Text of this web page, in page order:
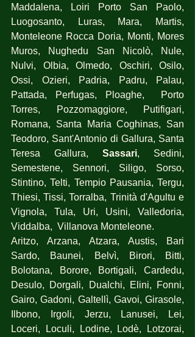
Maddalena, Loiri Porto San Paolo,
Luogosanto, Luras, Mara, Martis,
Monteleone Rocca Doria, Monti, Mores
Muros, Nughedu San Nicolò, Nule,
Nulvi, Olbia, Olmedo, Oschiri, Osilo,
Ossi, Ozieri, Padria, Padru, Palau,
Pattada, Perfugas, Ploaghe,  Porto
Torres, Pozzomaggiore, Putifigari,
Romana, Santa Maria Coghinas, San
Teodoro, Sant'Antonio di Gallura, Santa
Teresa Gallura, Sassari, Sedini,
Semestene, Sennori, Siligo, Sorso,
Stintino, Telti, Tempio Pausania, Tergu,
Thiesi, Tissi, Torralba, Trinità d'Agultu e
Vignola, Tula, Uri, Usini, Valledoria,
Viddalba,  Villanova Monteleone.
Aritzo, Arzana, Atzara, Austis, Bari
Sardo, Baunei, Belvì, Birori, Bitti,
Bolotana, Borore, Bortigali, Cardedu,
Desulo, Dorgali, Dualchi, Elini, Fonni,
Gairo, Gadoni, Galtellì, Gavoi, Girasole,
Ilbono, Irgoli, Jerzu, Lanusei, Lei,
Loceri, Loculi, Lodine, Lodè, Lotzorai,